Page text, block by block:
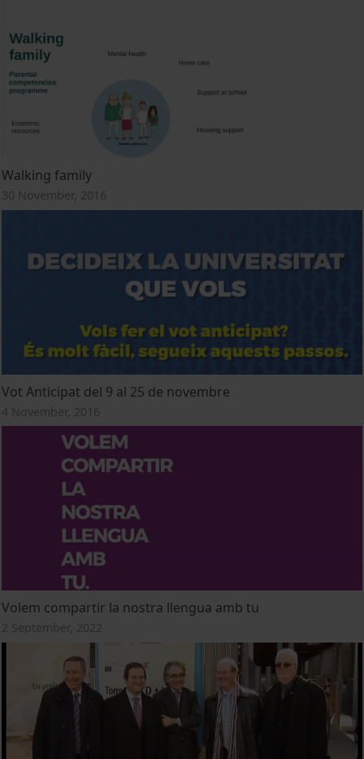
Walking family
30 November, 2016
Vot Anticipat del 9 al 25 de novembre
4 November, 2016
Volem compartir la nostra llengua amb tu
2 September, 2022